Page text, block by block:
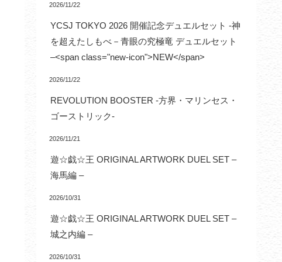
2026/11/22
YCSJ TOKYO 2026 開催記念デュエルセット -神
を超えたしもべ－青眼の究極竜 デュエルセット
–<span class="new-icon">NEW</span>
2026/11/22
REVOLUTION BOOSTER -方界・マリンセス・
ゴーストリック-
2026/11/21
遊☆戯☆王 ORIGINAL ARTWORK DUEL SET –
海馬編 –
2026/10/31
遊☆戯☆王 ORIGINAL ARTWORK DUEL SET –
城之内編 –
2026/10/31